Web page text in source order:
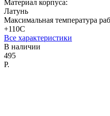
Материал корпуса:
Латунь
Максимальная температура
+110С
Все характеристики
В наличии
495
Р.